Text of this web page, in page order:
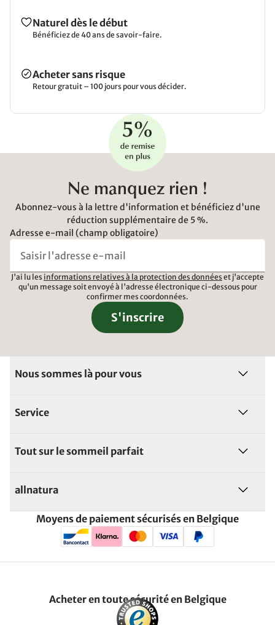
Naturel dès le début
Bénéficiez de 40 ans de savoir-faire.
Acheter sans risque
Retour gratuit – 100 jours pour vous décider.
Ne manquez rien !
Abonnez-vous à la lettre d'information et bénéficiez d'une
réduction supplémentaire de 5 %.
Adresse e-mail (champ obligatoire)
J'ai lu les informations relatives à la protection des données et j'accepte
qu'un message soit envoyé à l'adresse électronique ci-dessous pour
confirmer mes coordonnées.
S'inscrire
Nous sommes là pour vous
Service
Tout sur le sommeil parfait
allnatura
Moyens de paiement sécurisés en Belgique
Acheter en toute sécurité en Belgique